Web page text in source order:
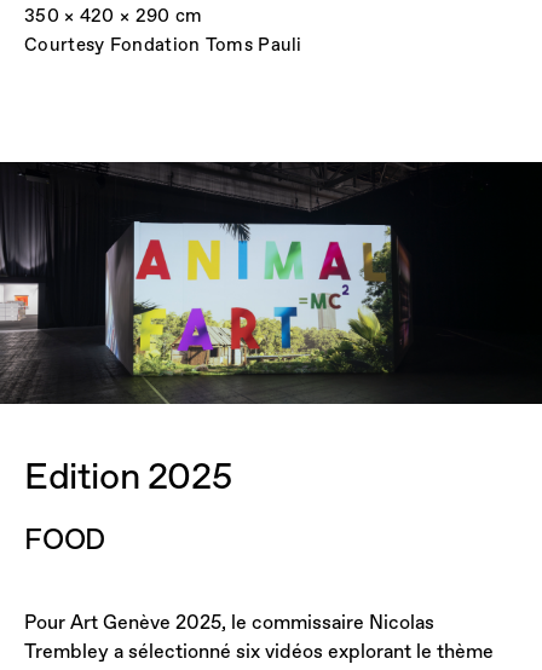
350 × 420 × 290 cm
Courtesy Fondation Toms Pauli
Edition 2025
FOOD
Pour Art Genève 2025, le commissaire Nicolas
Trembley a sélectionné six vidéos explorant le thème